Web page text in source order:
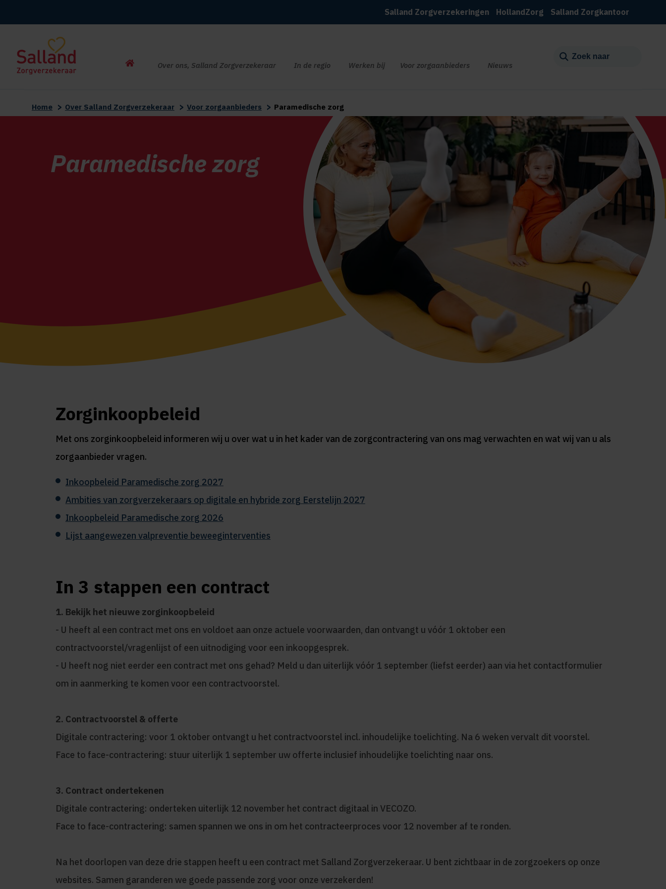
Salland Zorgverzekeringen HollandZorg Salland Zorgkantoor
HomeOver ons, Salland Zorgverzekeraar In de regio Werken bij Voor zorgaanbieders Nieuws
Home > Over Salland Zorgverzekeraar > Voor zorgaanbieders > Paramedische zorg
Paramedische zorg
Zorginkoopbeleid
Met ons zorginkoopbeleid informeren wij u over wat u in het kader van de zorgcontractering van ons mag verwachten en wat wij van u als
zorgaanbieder vragen.
Inkoopbeleid Paramedische zorg 2027
Ambities van zorgverzekeraars op digitale en hybride zorg Eerstelijn 2027
Inkoopbeleid Paramedische zorg 2026
Lijst aangewezen valpreventie beweeginterventies
In 3 stappen een contract
1. Bekijk het nieuwe zorginkoopbeleid
- U heeft al een contract met ons en voldoet aan onze actuele voorwaarden, dan ontvangt u vóór 1 oktober een
contractvoorstel/vragenlijst of een uitnodiging voor een inkoopgesprek.
- U heeft nog niet eerder een contract met ons gehad? Meld u dan uiterlijk vóór 1 september (liefst eerder) aan via het contactformulier
om in aanmerking te komen voor een contractvoorstel.
2. Contractvoorstel & offerte
Digitale contractering: voor 1 oktober ontvangt u het contractvoorstel incl. inhoudelijke toelichting. Na 6 weken vervalt dit voorstel.
Face to face-contractering: stuur uiterlijk 1 september uw offerte inclusief inhoudelijke toelichting naar ons.
3. Contract ondertekenen
Digitale contractering: onderteken uiterlijk 12 november het contract digitaal in VECOZO.
Face to face-contractering: samen spannen we ons in om het contracteerproces voor 12 november af te ronden.
Na het doorlopen van deze drie stappen heeft u een contract met Salland Zorgverzekeraar. U bent zichtbaar in de zorgzoekers op onze
websites. Samen garanderen we goede passende zorg voor onze verzekerden!